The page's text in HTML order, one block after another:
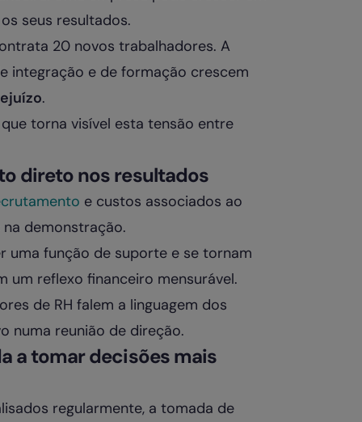
seus resultados.
20 novos trabalhadores. A
integração e de formação crescem
.
torna visível esta tensão entre
direto nos resultados
e custos associados ao
demonstração.
uma função de suporte e se tornam
um reflexo financeiro mensurável.
de RH falem a linguagem dos
numa reunião de direção.
a tomar decisões mais
regularmente, a tomada de